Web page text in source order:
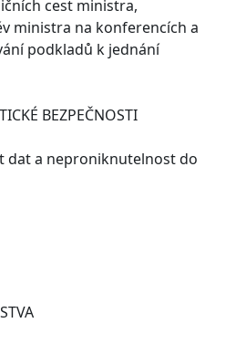
cest ministra,
ministra na konferencích a
podkladů k jednání
BEZPEČNOSTI
dat a neproniknutelnost do